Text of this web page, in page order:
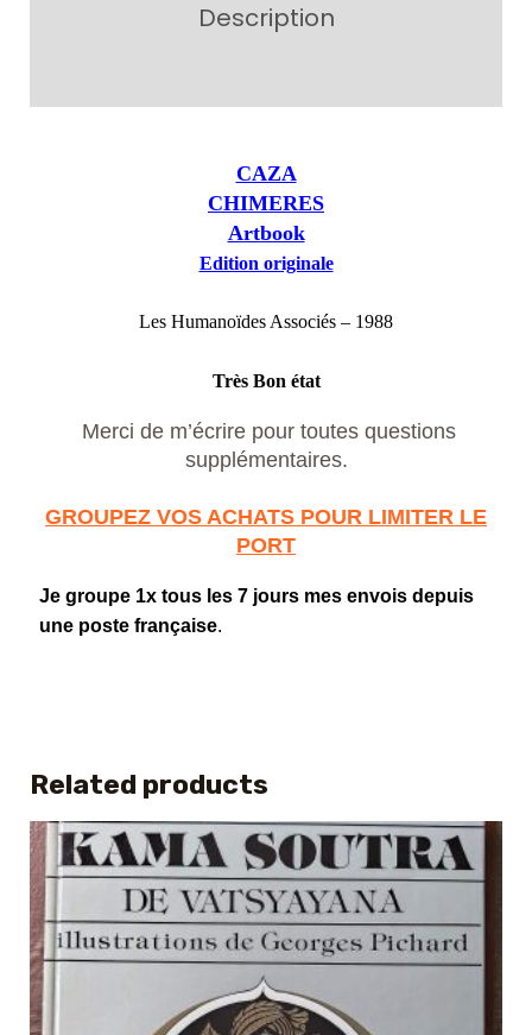
Description
CAZA
CHIMERES
Artbook
Edition originale
Les Humanoïdes Associés – 1988
Très Bon état
Merci de m’écrire pour toutes questions
supplémentaires.
GROUPEZ VOS ACHATS POUR LIMITER LE
PORT
Je groupe 1x tous les 7 jours mes envois depuis
une poste française.
Related products